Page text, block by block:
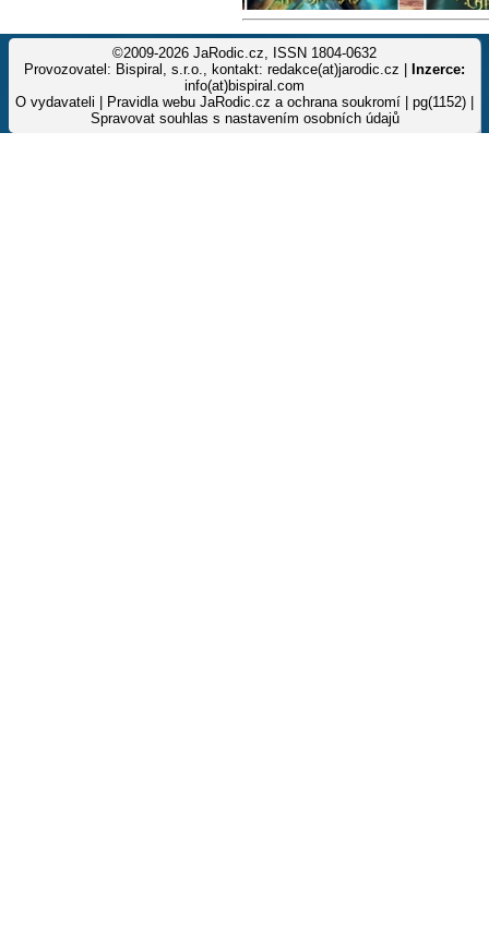
©2009-2026 JaRodic.cz, ISSN 1804-0632
Provozovatel: Bispiral, s.r.o., kontakt: redakce(at)jarodic.cz |
Inzerce:
info(at)bispiral.com
O vydavateli
Pravidla webu JaRodic.cz a ochrana soukromí | pg(1152) |
Spravovat souhlas s nastavením osobních údajů